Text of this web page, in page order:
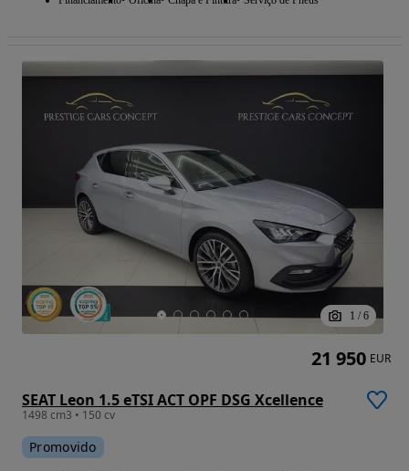
1 / 6
SEAT Leon 1.5 eTSI ACT OPF DSG Xcellence
1498 cm3 • 150 cv
Promovido
21 950 EUR